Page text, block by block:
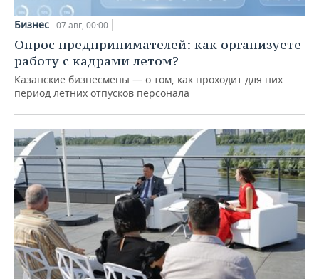
Бизнес 07 авг, 00:00
Опрос предпринимателей: как организуете
работу с кадрами летом?
Казанские бизнесмены — о том, как проходит для них
период летних отпусков персонала